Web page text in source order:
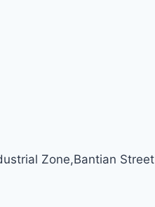
Zone,Bantian Street